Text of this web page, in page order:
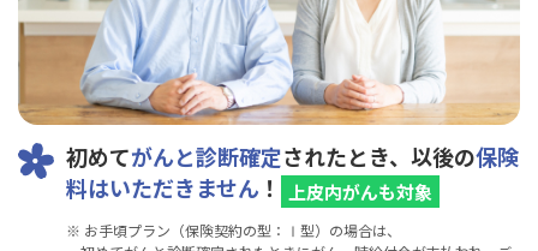
初めてがんと診断確定されたとき、以後の保険
料はいただきません ！ 上皮内がんも対象
※ お手頃プラン（保険契約の型：Ⅰ型）の場合は、